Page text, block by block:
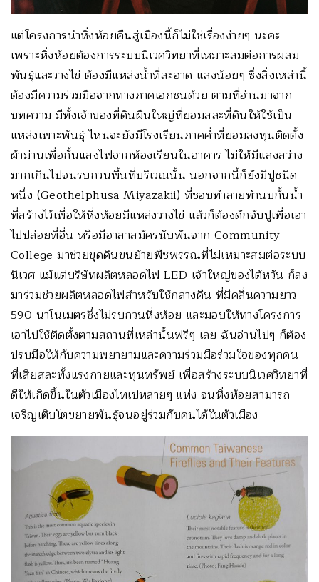
แต่โครงการนำหิ่งห้อยคืนสู่เมืองนี้ก็ไม่ใช่เรื่องง่ายๆ นะคะ
เพราะหิ่งห้อยต้องการระบบนิเวศวิทยาที่เหมาะสมต่อการผสม
พันธุ์และวางไข่ ต้องมีแหล่งน้ำที่สะอาด แสงน้อยๆ ซึ่งสิ่งเหล่านี้
ต้องมีความร่วมมือจากทางภาคเอกชนด้วย ตามที่อ่านมาจาก
บทความ มีทั้งเจ้าของที่ดินผืนใหญ่ที่ยอมสละที่ดินให้ใช้เป็น
แหล่งเพาะพันธุ์ ไหนจะยังมีโรงเรียนภาคค่ำที่ยอมลงทุนติดตั้ง
ผ้าม่านเพื่อกั้นแสงไฟจากห้องเรียนในอาคาร ไม่ให้มีแสงสว่าง
มากเกินไปจนรบกวนพื้นที่บริเวณนั้น นอกจากนี้ก็ยังมีปูชนิด
หนึ่ง (Geothelphusa Miyazakii) ที่ชอบทำลายทำนบกั้นน้ำ
ที่สร้างไว้เพื่อให้หิ่งห้อยมีแหล่งวางไข่ แล้วก็ต้องดักจับปูเพื่อเอา
ไปปล่อยที่อื่น หรือมีอาสาสมัครนับพันจาก Community
College มาช่วยขุดดินขนย้ายพืชพรรณที่ไม่เหมาะสมต่อระบบ
นิเวศ แม้แต่บริษัทผลิตหลอดไฟ LED เจ้าใหญ่ของไต้หวัน ก็ลง
มาร่วมช่วยผลิตหลอดไฟสำหรับใช้กลางคืน ที่มีคลื่นความยาว
590 นาโนเมตรซึ่งไม่รบกวนหิ่งห้อย และมอบให้ทางโครงการ
เอาไปใช้ติดตั้งตามสถานที่เหล่านั้นฟรีๆ เลย ฉันอ่านไปๆ ก็ต้อง
ปรบมือให้กับความพยายามและความร่วมมือร่วมใจของทุกคน
ที่เสียสละทั้งแรงกายและทุนทรัพย์ เพื่อสร้างระบบนิเวศวิทยาที่
ดีให้เกิดขึ้นในตัวเมืองไทเปหลายๆ แห่ง จนหิ่งห้อยสามารถ
เจริญเติบโตขยายพันธุ์จนอยู่ร่วมกับคนได้ในตัวเมือง